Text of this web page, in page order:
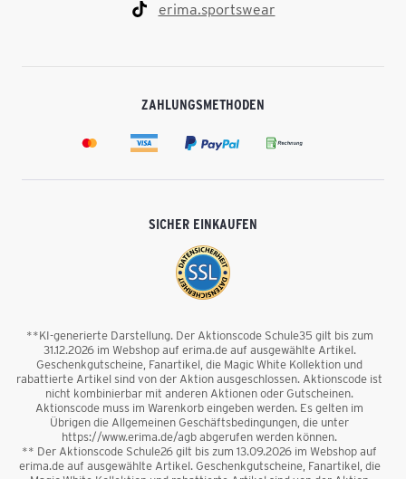
erima.sportswear
ZAHLUNGSMETHODEN
SICHER EINKAUFEN
**KI-generierte Darstellung. Der Aktionscode Schule35 gilt bis zum
31.12.2026 im Webshop auf erima.de auf ausgewählte Artikel.
Geschenkgutscheine, Fanartikel, die Magic White Kollektion und
rabattierte Artikel sind von der Aktion ausgeschlossen. Aktionscode ist
nicht kombinierbar mit anderen Aktionen oder Gutscheinen.
Aktionscode muss im Warenkorb eingeben werden. Es gelten im
Übrigen die Allgemeinen Geschäftsbedingungen, die unter
https://www.erima.de/agb abgerufen werden können.
** Der Aktionscode Schule26 gilt bis zum 13.09.2026 im Webshop auf
erima.de auf ausgewählte Artikel. Geschenkgutscheine, Fanartikel, die